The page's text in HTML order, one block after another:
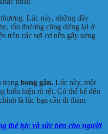
Lúc này, những dây
tổn thương cũng dừng lại ở
trên các sợi cơ nên gây sưng
trạng bong gân. Lúc này, một
biểu hiện rõ rệt. Có thể kể đến
là lúc bạn cần đi thăm
thể lực và sức bền cho người